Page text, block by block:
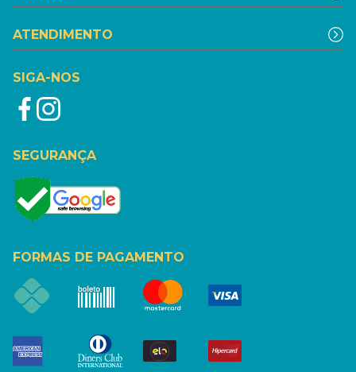
ATENDIMENTO
SIGA-NOS
SEGURANÇA
FORMAS DE PAGAMENTO